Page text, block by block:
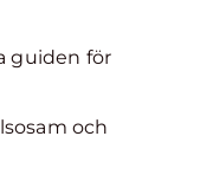
guiden för
och